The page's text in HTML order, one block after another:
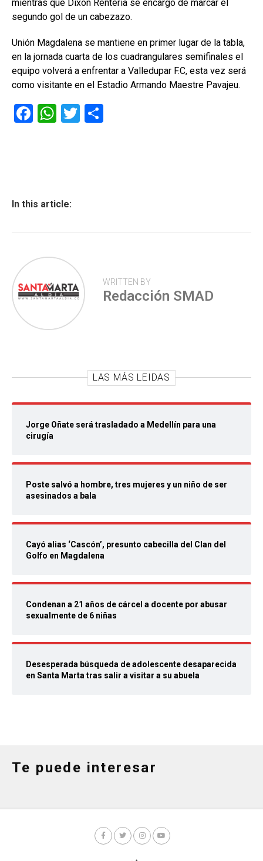
mientras que Dixon Rentería se encargó de marcar el
segundo gol de un cabezazo.
Unión Magdalena se mantiene en primer lugar de la tabla,
en la jornada cuarta de los cuadrangulares semifinales el
equipo volverá a enfrentar a Valledupar F.C, esta vez será
como visitante en el Estadio Armando Maestre Pavajeu.
F
ok
W
p
T
In this article:
WRITTEN BY
Redacción SMAD
LAS MÁS LEIDAS
Jorge Oñate será trasladado a Medellín para una
cirugía
Poste salvó a hombre, tres mujeres y un niño de ser
asesinados a bala
Cayó alias ‘Cascón’, presunto cabecilla del Clan del
Golfo en Magdalena
Condenan a 21 años de cárcel a docente por abusar
sexualmente de 6 niñas
Desesperada búsqueda de adolescente desaparecida
en Santa Marta tras salir a visitar a su abuela
Te puede interesar